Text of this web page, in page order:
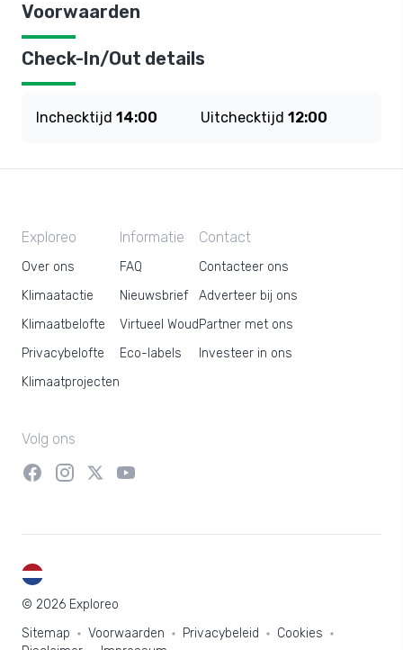
Voorwaarden
Check-In/Out details
Inchecktijd 14:00 Uitchecktijd 12:00
Exploreo
Over ons
Klimaatactie
Klimaatbelofte
Privacybelofte
Klimaatprojecten
Informatie
FAQ
Nieuwsbrief
Virtueel Woud
Eco-labels
Contact
Contacteer ons
Adverteer bij ons
Partner met ons
Investeer in ons
Volg ons
© 2026 Exploreo
Sitemap
Voorwaarden Privacybeleid
Cookies